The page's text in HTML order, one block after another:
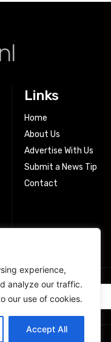
experience,
analyze our traffic.
our use of cookies.
Accept All
Links
Home
About Us
Advertise With Us
Submit a News Tip
Contact